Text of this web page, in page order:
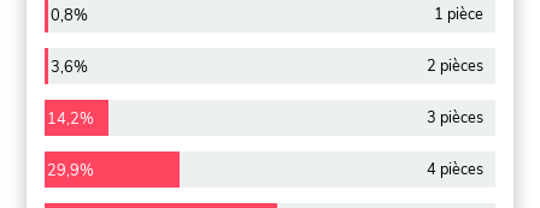
0,8% 1 pièce
3,6% 2 pièces
14,2% 3 pièces
29,9% 4 pièces